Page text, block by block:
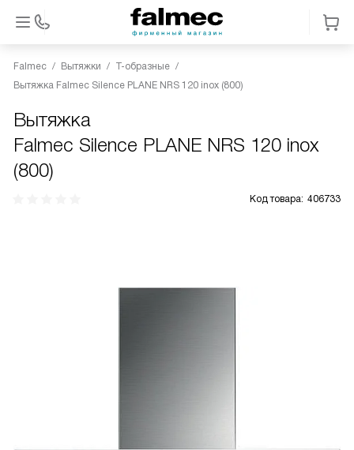
Falmec Вытяжки
Т-образные
Вытяжка Falmec Silence PLANE NRS 120 inox (800)
Вытяжка
Falmec Silence PLANE NRS 120 inox
(800)
Код товара: 406733